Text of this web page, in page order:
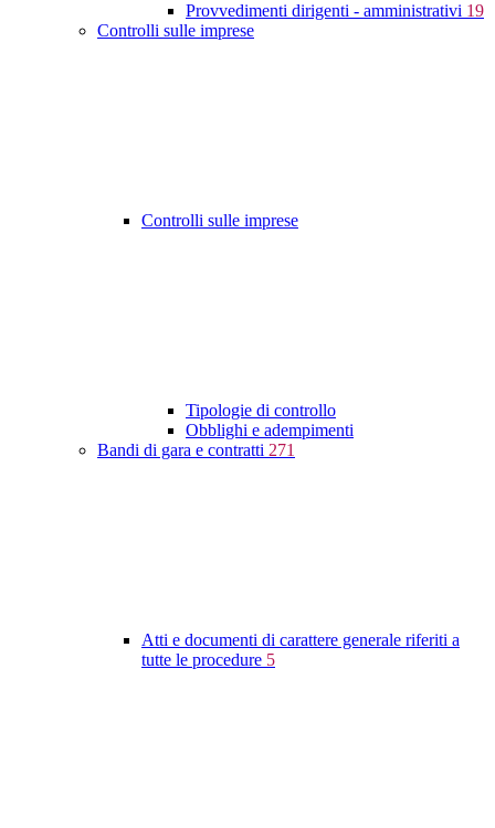
Provvedimenti dirigenti - amministrativi 19
Controlli sulle imprese
Controlli sulle imprese
Tipologie di controllo
Obblighi e adempimenti
Bandi di gara e contratti 271
Atti e documenti di carattere generale riferiti a
tutte le procedure 5